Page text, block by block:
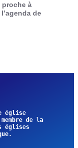
proche à
de
église
de la
églises